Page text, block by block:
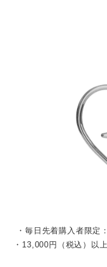
・毎日先着購入者限定
・13,000円（税込）以